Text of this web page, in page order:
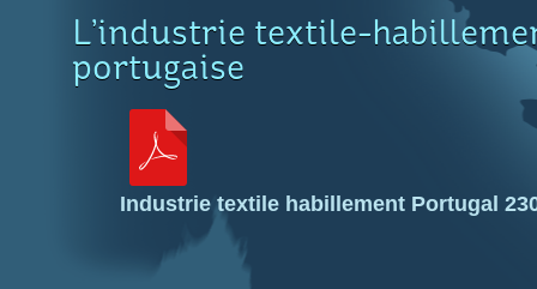
L’industrie textile-
portugaise
Industrie textile habillement Portugal